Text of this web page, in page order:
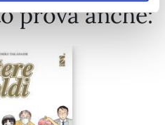
prova anche: